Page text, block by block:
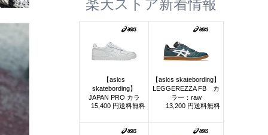
楽天ストア新着情報